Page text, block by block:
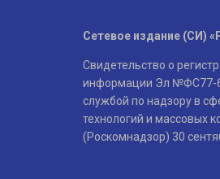
Сетевое издание (СИ)
Свидетельство о
информации Эл №ФС77-
службой по надзору в
технологий и массовых
(Роскомнадзор) 30